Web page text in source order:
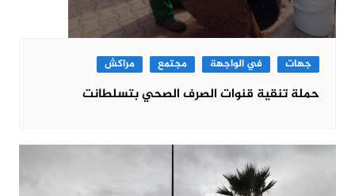
جهات في الواجهة مجتمع مراكش
حملة تنقية قنوات الصرف الصحي بتسلطانت